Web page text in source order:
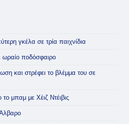
γκέλα σε τρία παιχνίδια
ποδόσφαιρο
και στρέφει το βλέμμα του σε
μπαμ με Χέιζ Ντέιβις